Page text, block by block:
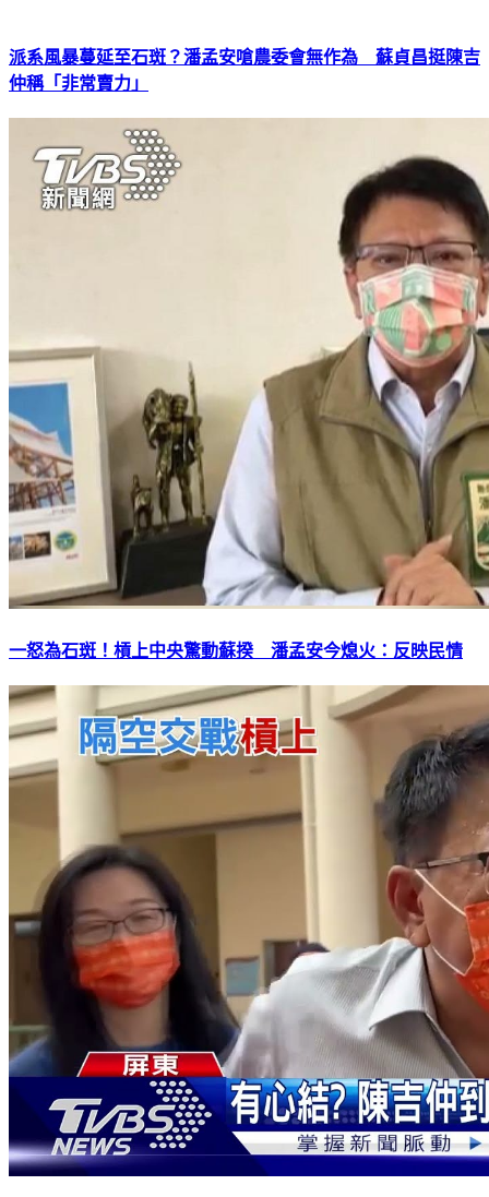
派系風暴蔓延至石斑？潘孟安嗆農委會無作為 蘇貞昌挺陳吉
仲稱「非常賣力」
一怒為石斑！槓上中央驚動蘇揆 潘孟安今熄火：反映民情